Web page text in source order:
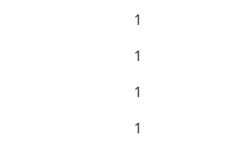
1
1
1
1